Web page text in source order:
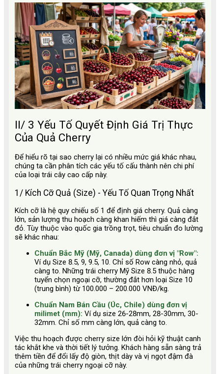
II/ 3 Yếu Tố Quyết Định Giá Trị Thực
Của Quả Cherry
Để hiểu rõ tại sao cherry lại có nhiều mức giá khác nhau,
chúng ta cần phân tích các yếu tố cấu thành nên chi phí
của loại trái cây cao cấp này.
1/ Kích Cỡ Quả (Size) - Yếu Tố Quan Trọng Nhất
Kích cỡ là hệ quy chiếu số 1 để định giá cherry. Quả càng
lớn, sản lượng thu hoạch càng khan hiếm thì giá càng đắt
đỏ. Tùy thuộc vào quốc gia trồng trọt, tiêu chuẩn đo lường
sẽ khác nhau:
Chuẩn Bắc Mỹ (Mỹ, Canada) dùng đơn vị "Row":
Ví dụ Size 8.5, 9, 9.5, 10. Chỉ số Row càng nhỏ, quả
càng to. Những trái cherry Mỹ Size 8.5 thuộc hàng
tuyển chọn ngoại cỡ, thường đắt hơn loại Size 10
(trung bình) từ 100.000 – 200.000 VNĐ/kg.
Chuẩn Nam Bán Cầu (Úc, Chile) dùng đơn vị
milimet (mm): Ví dụ size 26-28mm, 28-30mm, 30-
32mm. Chỉ số mm càng lớn, quả càng to.
Việc thu hoạch được cherry size lớn đòi hỏi kỹ thuật canh
tác khắt khe và thời tiết lý tưởng. Khách hàng sẵn sàng trả
thêm tiền để đổi lấy độ giòn, thịt dày và vị ngọt đậm đà
của những trái cherry ngoại cỡ này.